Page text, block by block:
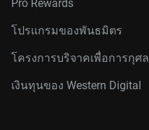
Pro Rewards
โปรแกรมของพันธมิตร
โครงการบริจาคเพื่อการกุศล
เงินทุนของ Western Digital